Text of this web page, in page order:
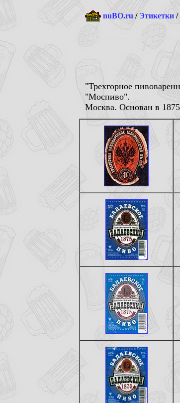
nuBO.ru / Этикетки /
"Трехгорное
"Моспиво".
Москва. Основан в 1875